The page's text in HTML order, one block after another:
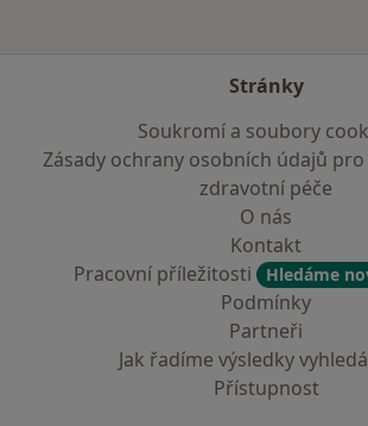
Stránky
Soukromí a soubory
Zásady ochrany osobních údajů
zdravotní péče
O nás
Kontakt
Pracovní příležitosti
Hledáme
Podmínky
Partneři
Jak řadíme výsledky
Přístupnost